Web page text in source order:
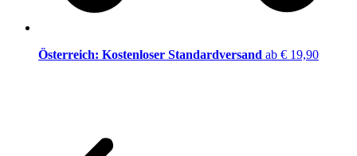
Österreich: Kostenloser Standardversand ab € 19,90